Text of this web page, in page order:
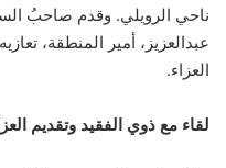
ناحي الرويلي. وقدم صاحبُ
عبدالعزيز، أمير المنطقة،
العزاء.
لقاء مع ذوي الفقيد وتقديم